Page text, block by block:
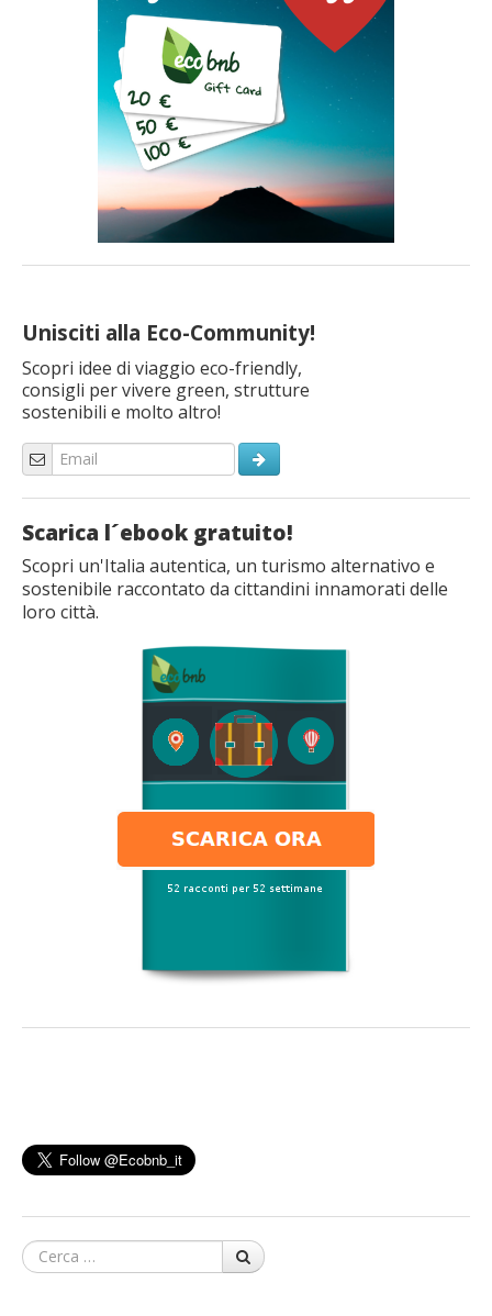
Unisciti alla Eco-Community!
Scopri idee di viaggio eco-friendly,
consigli per vivere green, strutture
sostenibili e molto altro!
Scarica l´ebook gratuito!
Scopri un'Italia autentica, un turismo alternativo e
sostenibile raccontato da cittandini innamorati delle
loro città.
Cerca